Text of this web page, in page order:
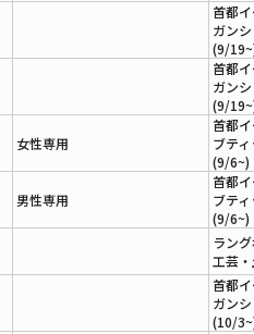
首都
ガン
(9/
首都
ガン
(9/
女性専用
首都
ブティ
(9/6~)
男性専用
首都
ブティ
(9/6~)
ラン
工芸
首都
ガン
(10/